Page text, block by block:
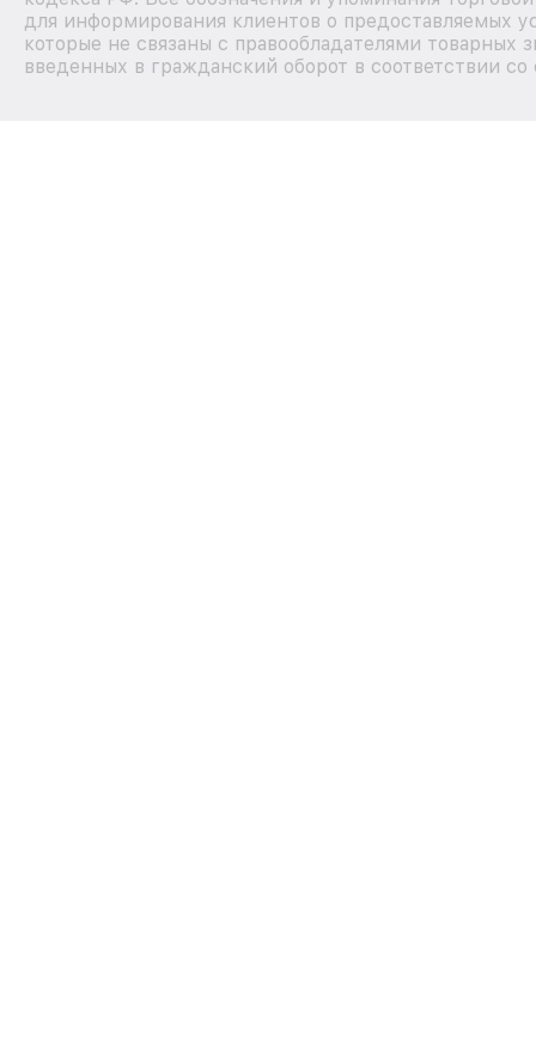
для информирования клиентов о предоставляемых
которые не связаны с правообладателями
введенных в гражданский оборот в соответствии